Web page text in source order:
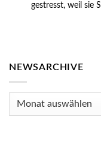
gestresst, weil sie
NEWSARCHIVE
Newsarchive